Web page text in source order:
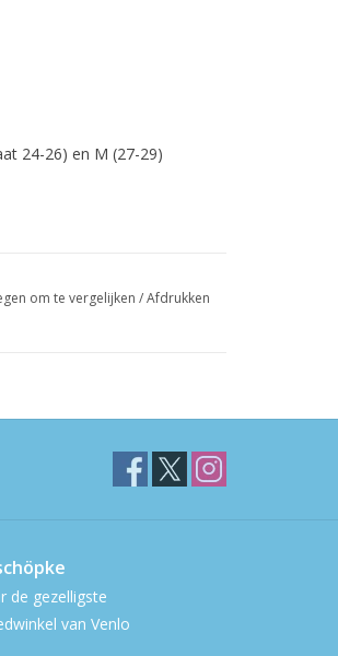
24-26) en M (27-29)
om te vergelijken /Afdrukken
de gezelligste
van Venlo